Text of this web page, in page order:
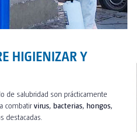
HIGIENIZAR Y
de salubridad son prácticamente
combatirvirus, bacterias, hongos,
destacadas.